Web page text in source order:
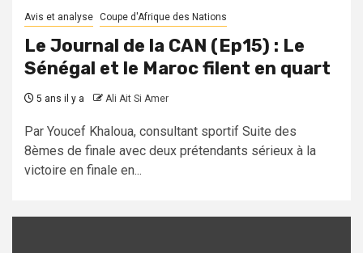
Avis et analyse Coupe d'Afrique des Nations
Le Journal de la CAN (Ep15) : Le
Sénégal et le Maroc filent en quart
5 ans il y a Ali Ait Si Amer
Par Youcef Khaloua, consultant sportif Suite des
8èmes de finale avec deux prétendants sérieux à la
victoire en finale en...